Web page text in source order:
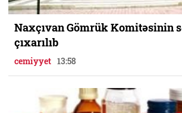
Naxçıvan Gömrük Komitəsinin
çıxarılıb
cemiyyet 13:58